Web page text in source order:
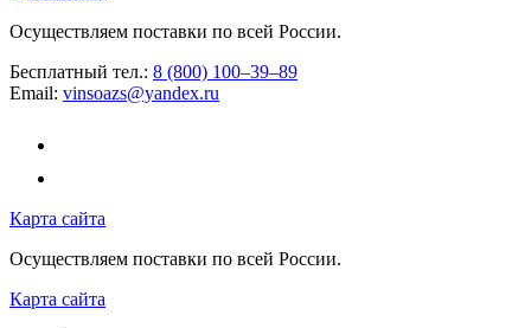
Осуществляем поставки по всей России.
Бесплатный тел.: 8 (800) 100–39–89
Email: vinsoazs@yandex.ru
Карта сайта
Осуществляем поставки по всей России.
Карта сайта